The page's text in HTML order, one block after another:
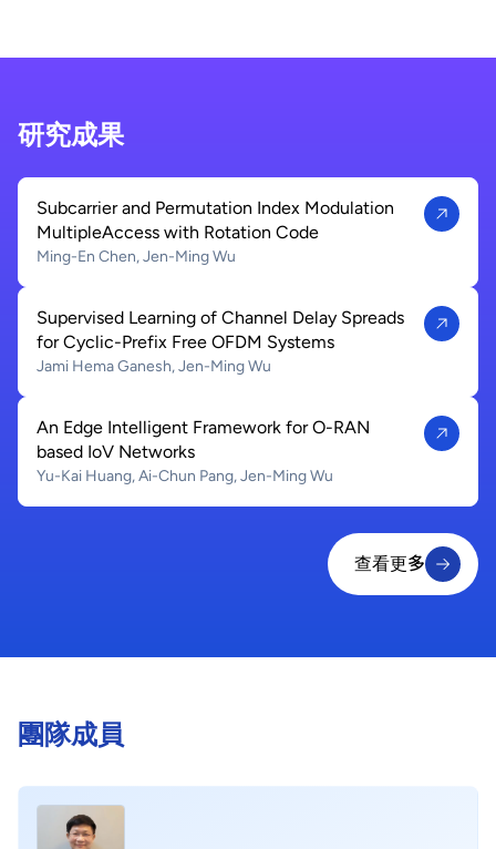
域專家學者，以超過10個小時的直
研究成果
Subcarrier and Permutation Index Modulation
MultipleAccess with Rotation Code
Ming-En Chen, Jen-Ming Wu
Supervised Learning of Channel Delay Spreads
for Cyclic-Prefix Free OFDM Systems
Jami Hema Ganesh, Jen-Ming Wu
An Edge Intelligent Framework for O-RAN
based IoV Networks
Yu-Kai Huang, Ai-Chun Pang, Jen-Ming Wu
查看更多
團隊成員